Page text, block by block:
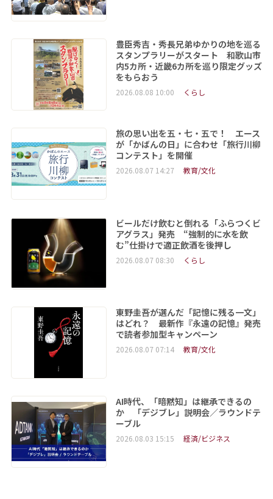
豊臣秀吉・秀長兄弟ゆかりの地を巡る
スタンプラリーがスタート 和歌山市
内5カ所・近畿6カ所を巡り限定グッズ
をもらおう
2026.08.08 10:00 くらし
旅の思い出を五・七・五で！ エース
が「かばんの日」に合わせ「旅行川柳
コンテスト」を開催
2026.08.07 14:27 教育/文化
ビールだけ飲むと倒れる「ふらつくビ
アグラス」発売 “強制的に水を飲
む”仕掛けで適正飲酒を後押し
2026.08.07 08:30 くらし
東野圭吾が選んだ「記憶に残る一文」
はどれ？ 最新作『永遠の記憶』発売
で読者参加型キャンペーン
2026.08.07 07:14 教育/文化
AI時代、「暗黙知」は継承できるの
か 「デジブレ」説明会／ラウンドテ
ーブル
2026.08.03 15:15 経済/ビジネス